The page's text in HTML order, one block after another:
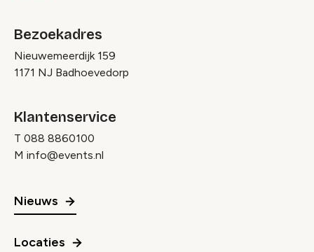
Bezoekadres
Nieuwemeerdijk 159
1171 NJ Badhoevedorp
Klantenservice
T 088 8860100
M info@events.nl
Nieuws
Locaties